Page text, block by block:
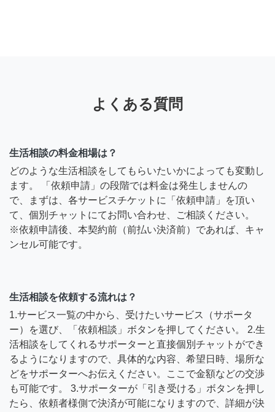
よくある質問
生活相談の料金相場は？
どのような生活相談をしてもらいたいかによっても変動し
ます。 「依頼申請」の段階では料金は発生しませんの
で、まずは、各サービスチケットに「依頼申請」を頂い
て、個別チャットにてお問い合わせ、ご相談ください。
※依頼申請後、本契約前（前払い決済前）であれば、キャ
ンセル可能です。
生活相談を依頼する流れは？
1.サービス一覧の中から、受けたいサービス（サポータ
ー）を選び、「依頼相談」ボタンを押してください。 2.生
活相談をしてくれるサポーターと直接個別チャットができ
るようになりますので、具体的な内容、希望日時、場所な
どをサポーターへお伝えください。ここで金額などの交渉
も可能です。 3.サポーターが「引き受ける」ボタンを押し
たら、依頼者様側で決済が可能になりますので、詳細が決